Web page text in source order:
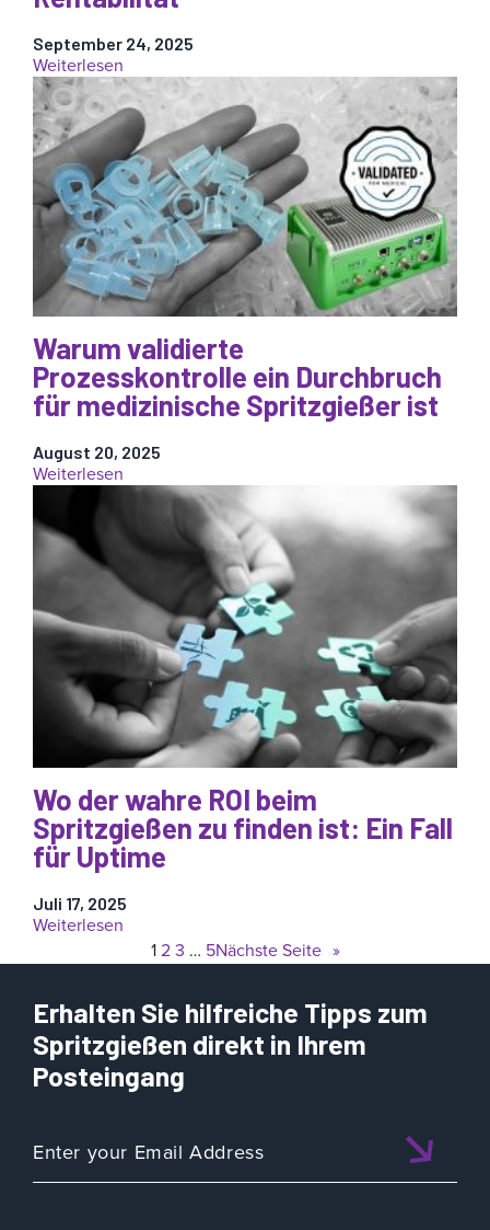
September 24, 2025
Weiterlesen
Maximierung
des
ROI
beim
Spritzgießen:
Direkte
und
indirekte
Möglichkeiten
zur
Rentabilität
Warum validierte
Prozesskontrolle ein Durchbruch
für medizinische Spritzgießer ist
August 20, 2025
Weiterlesen
Warum
validierte
Prozesskontrolle
Durchbruch
für
medizinische
Spritzgießer
Wo der wahre ROI beim
Spritzgießen zu finden ist: Ein Fall
für Uptime
Juli 17, 2025
Weiterlesen
der
ROI
beim
Spritzgießen
zu
finden
Ein
Fall
für
123 … 5Nächste Seite »
Erhalten Sie hilfreiche Tipps zum
Spritzgießen direkt in Ihrem
Posteingang